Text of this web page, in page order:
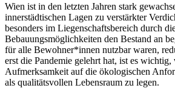
Wien ist in den letzten Jahren stark
innerstädtischen Lagen zu verstärkter
besonders im Liegenschaftsbereich durch
Bebauungsmöglichkeiten den Bestand an
für alle Bewohner*innen nutzbar waren,
erst die Pandemie gelehrt hat, ist es wichtig,
Aufmerksamkeit auf die ökologischen
als qualitätsvollen Lebensraum zu legen.